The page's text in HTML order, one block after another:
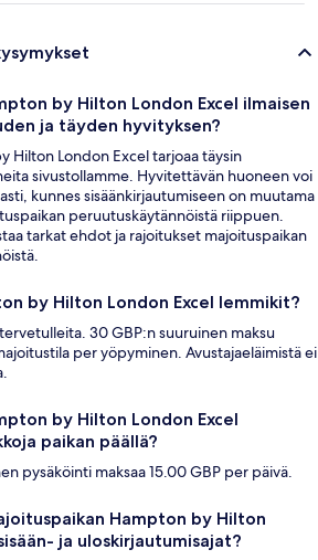
by Hilton London Excel ilmaisen
ja täyden hyvityksen?
Hilton London Excel tarjoaa täysin
sivustollamme. Hyvitettävän huoneen voi
kunnes sisäänkirjautumiseen on muutama
peruutuskäytännöistä riippuen.
tarkat ehdot ja rajoitukset majoituspaikan
by Hilton London Excel lemmikit?
30 GBP:n suuruinen maksu
per yöpyminen. Avustajaeläimistä ei
by Hilton London Excel
paikan päällä?
pysäköinti maksaa 15.00 GBP per päivä.
Hampton by Hilton
ja uloskirjautumisajat?